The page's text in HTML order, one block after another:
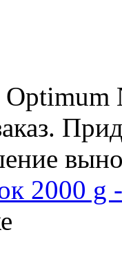
.
2000 g